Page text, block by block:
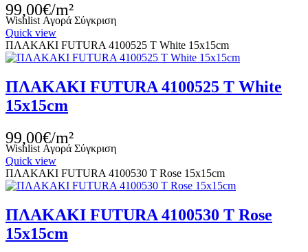
99,00€/m²
Wishlist Αγορά Σύγκριση
Quick view
ΠΛΑΚΑΚΙ FUTURA 4100525 T White 15x15cm
ΠΛΑΚΑΚΙ FUTURA 4100525 T White
15x15cm
99,00€/m²
Wishlist Αγορά Σύγκριση
Quick view
ΠΛΑΚΑΚΙ FUTURA 4100530 T Rose 15x15cm
ΠΛΑΚΑΚΙ FUTURA 4100530 T Rose
15x15cm